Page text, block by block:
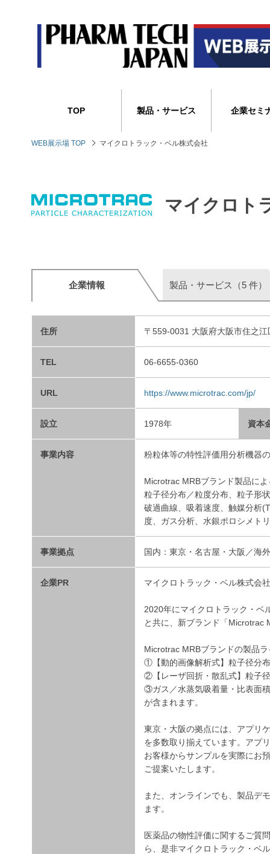
TOP 製品・サービス 企業セミ
WEB展示場 TOP マイクロトラック・ベル株式会社
マイクロト
企業情報 製品・サービス（5 件）
住所 〒559-0031 大阪府大阪市住之
TEL 06-6655-0360
URL https://www.microtrac.com/jp/
設立 1978年 資本
事業内容 粉粒体等の特性評価用分析機器
Microtrac MRBブランド製品に
粒子径分布／粒度分布、粒子形
破過曲線、吸着速度、触媒分析
度、ガス分析、水銀ポロシメトリ
事業拠点 国内：東京・名古屋・大阪／海
企業PR マイクロトラック・ベル株式会
2020年にマイクロトラック・ベ
と共に、新ブランド「Microtrac
Microtrac MRBブランドの製品
①【動的画像解析式】粒子径分
②【レーザ回折・散乱式】粒子
③ガス／水蒸気吸着量・比表面
が含まれます。
東京・大阪の拠点には、アプリ
を多数取り揃えています。アプ
お客様からサンプルを実際にお
ご提案いたします。
また、オンラインでも、製品デ
ます。
医薬品の物性評価に関するご質
ら、是非マイクロトラック・ベ